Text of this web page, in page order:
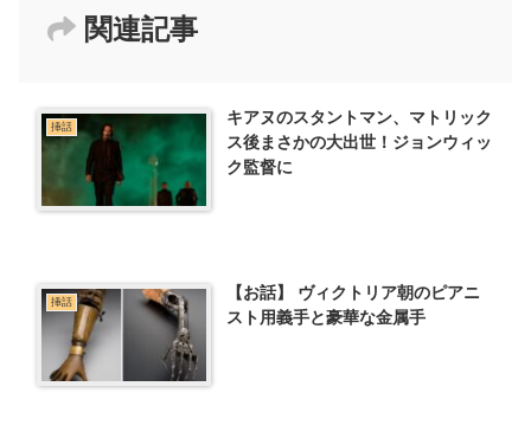
関連記事
挿話
キアヌのスタントマン、マトリック
ス後まさかの大出世！ジョンウィッ
ク監督に
挿話
【お話】 ヴィクトリア朝のピアニ
スト用義手と豪華な金属手